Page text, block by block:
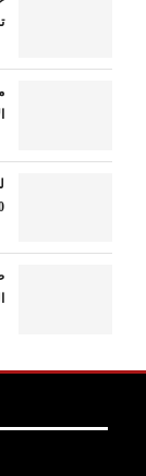
100